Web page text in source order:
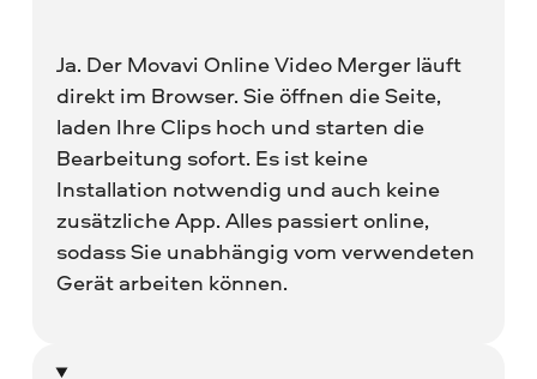
Ja. Der Movavi Online Video Merger läuft
direkt im Browser. Sie öffnen die Seite,
laden Ihre Clips hoch und starten die
Bearbeitung sofort. Es ist keine
Installation notwendig und auch keine
zusätzliche App. Alles passiert online,
sodass Sie unabhängig vom verwendeten
Gerät arbeiten können.